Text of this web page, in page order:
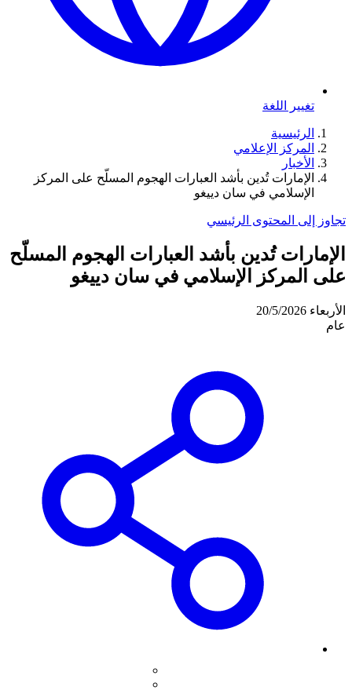
تغيير اللغة
الرئيسية
المركز الإعلامي
الأخبار
الإمارات تُدين بأشد العبارات الهجوم المسلّح على المركز
الإسلامي في سان دييغو
تجاوز إلى المحتوى الرئيسي
الإمارات تُدين بأشد العبارات الهجوم المسلّح
على المركز الإسلامي في سان دييغو
الأربعاء 20/5/2026
عام